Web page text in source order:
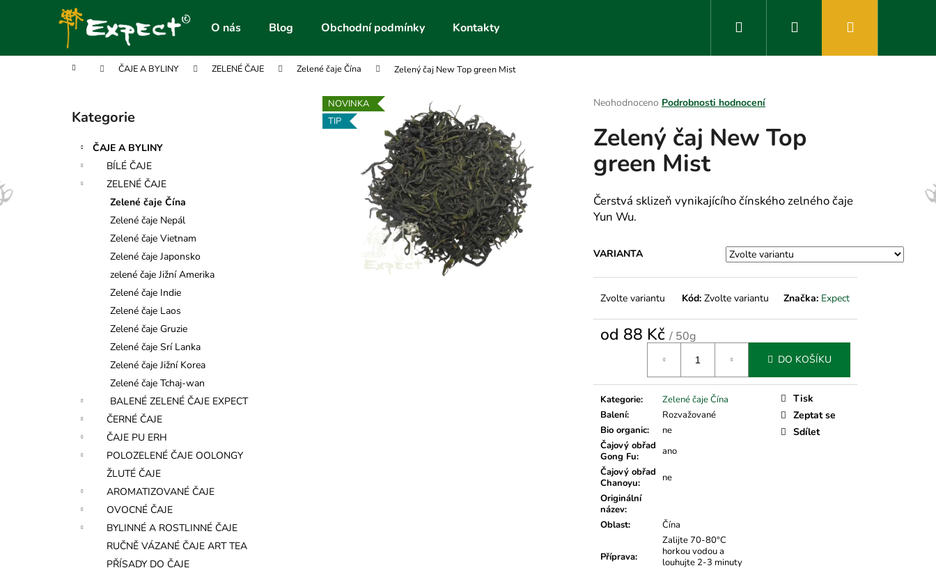
O nás Blog Obchodní podmínky Kontakty Hledat Přihlášení
Domů ČAJE A BYLINY ZELENÉ ČAJE Zelené čaje Čína Zelený čaj New Top green Mist
Přeskočit
kategorie
Kategorie
ČAJE A BYLINY
BÍLÉ ČAJE
ZELENÉ ČAJE
Zelené čaje Čína
Zelené čaje Nepál
Zelené čaje Vietnam
Zelené čaje Japonsko
zelené čaje Jižní Amerika
Zelené čaje Indie
Zelené čaje Laos
Zelené čaje Gruzie
Zelené čaje Srí Lanka
Zelené čaje Jižní Korea
Zelené čaje Tchaj-wan
BALENÉ ZELENÉ ČAJE EXPECT
ČERNÉ ČAJE
ČAJE PU ERH
POLOZELENÉ ČAJE OOLONGY
ŽLUTÉ ČAJE
AROMATIZOVANÉ ČAJE
OVOCNÉ ČAJE
BYLINNÉ A ROSTLINNÉ ČAJE
RUČNĚ VÁZANÉ ČAJE ART TEA
PŘÍSADY DO ČAJE
Průměrné
produktu
je
z
hvězdiček.
Neohodnoceno Podrobnosti hodnocení
Zelený čaj New Top
green Mist
Čerstvá sklizeň vynikajícího čínského zelného čaje
Yun Wu.
VARIANTA
Zvolte variantu Kód: Zvolte variantu Značka: Expect
od 88 Kč / 50g
DO KOŠÍKU
Kategorie:
Zelené čaje Čína
Balení:
Rozvažované
Bio organic:
ne
Čajový obřad
Gong Fu:
ano
Čajový obřad
Chanoyu:
ne
Originální
název:
Oblast: Čína
Příprava:
Zalijte 70-80°C
horkou vodou a
louhujte 2-3 minuty
Tisk
Zeptat se
Sdílet
NOVINKA
TIP
í
Zpět
do
Zpět
do
Co potřebujete najít?
HLEDAT
Doporučujeme